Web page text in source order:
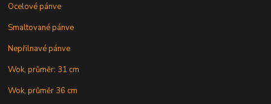
Ocelové pánve
Smaltované pánve
Nepřilnavé pánve
Wok, průměr: 31 cm
Wok, průměr 36 cm